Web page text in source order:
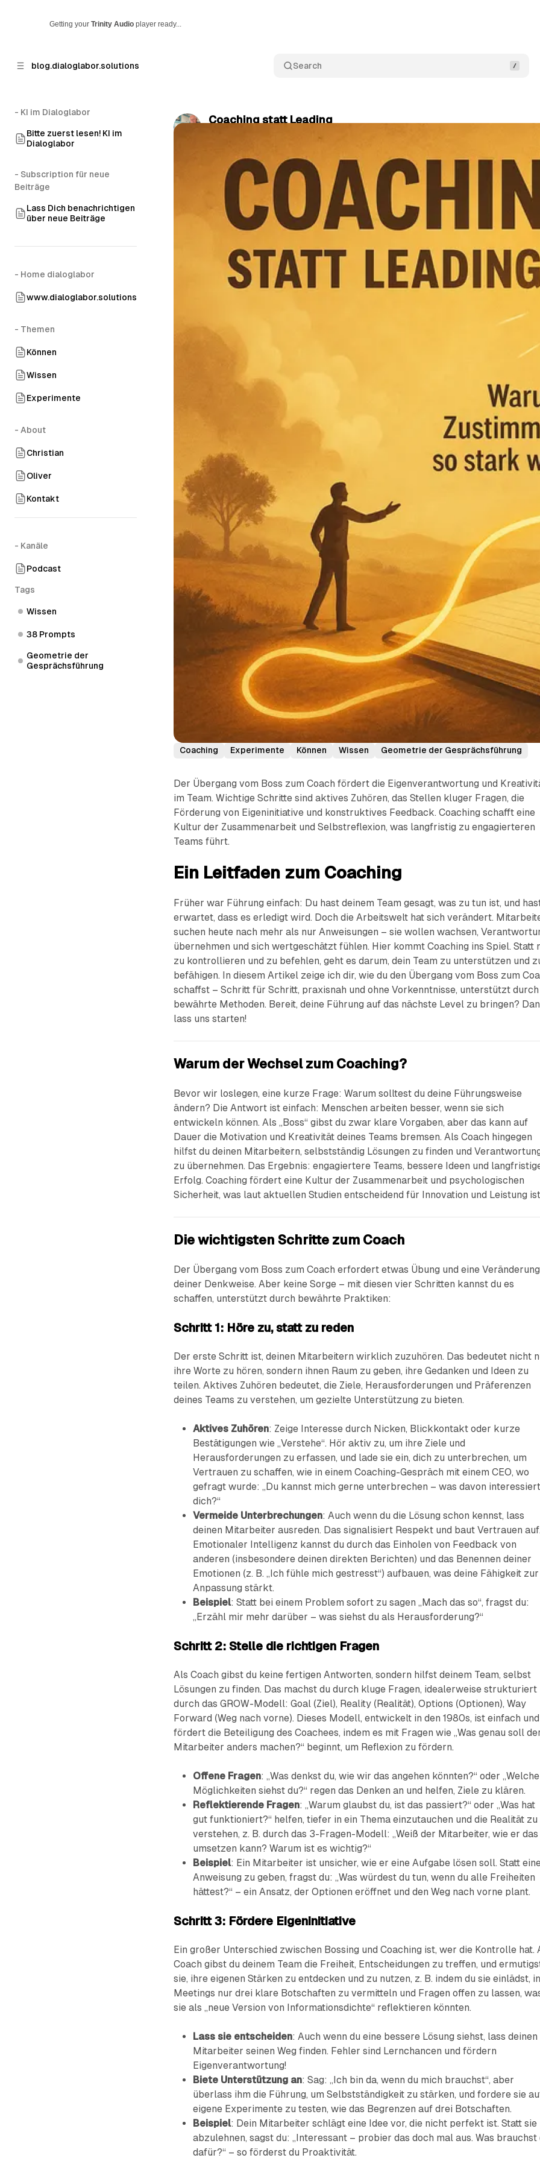
Getting your Trinity Audio player ready...
blog.dialoglabor.solutions Search
- KI im Dialoglabor
Bitte zuerst lesen! KI im
Dialoglabor
- Subscription für neue
Beiträge
Lass Dich benachrichtigen
über neue Beiträge
- Home dialoglabor
www.dialoglabor.solutions
- Themen
Können
Wissen
Experimente
- About
Christian
Oliver
Kontakt
- Kanäle
Podcast
Tags
Wissen
38 Prompts
Geometrie der
Gesprächsführung
Coaching statt Leading
Coaching Experimente Können Wissen Geometrie der Gesprächsführung
Der Übergang vom Boss zum Coach fördert die Eigenverantwortung und
im Team. Wichtige Schritte sind aktives Zuhören, das Stellen kluger Fragen, die
Förderung von Eigeninitiative und konstruktives Feedback. Coaching schafft eine
Kultur der Zusammenarbeit und Selbstreflexion, was langfristig zu engagierteren
Teams führt.
Ein Leitfaden zum Coaching
Früher war Führung einfach: Du hast deinem Team gesagt, was zu tun ist, und
erwartet, dass es erledigt wird. Doch die Arbeitswelt hat sich verändert.
suchen heute nach mehr als nur Anweisungen – sie wollen wachsen,
übernehmen und sich wertgeschätzt fühlen. Hier kommt Coaching ins Spiel. Statt
zu kontrollieren und zu befehlen, geht es darum, dein Team zu unterstützen und
befähigen. In diesem Artikel zeige ich dir, wie du den Übergang vom Boss zum
schaffst – Schritt für Schritt, praxisnah und ohne Vorkenntnisse, unterstützt durch
bewährte Methoden. Bereit, deine Führung auf das nächste Level zu bringen?
lass uns starten!
Warum der Wechsel zum Coaching?
Bevor wir loslegen, eine kurze Frage: Warum solltest du deine Führungsweise
ändern? Die Antwort ist einfach: Menschen arbeiten besser, wenn sie sich
entwickeln können. Als „Boss“ gibst du zwar klare Vorgaben, aber das kann auf
Dauer die Motivation und Kreativität deines Teams bremsen. Als Coach hingegen
hilfst du deinen Mitarbeitern, selbstständig Lösungen zu finden und
zu übernehmen. Das Ergebnis: engagiertere Teams, bessere Ideen und
Erfolg. Coaching fördert eine Kultur der Zusammenarbeit und psychologischen
Sicherheit, was laut aktuellen Studien entscheidend für Innovation und Leistung
Die wichtigsten Schritte zum Coach
Der Übergang vom Boss zum Coach erfordert etwas Übung und eine Veränderung
deiner Denkweise. Aber keine Sorge – mit diesen vier Schritten kannst du es
schaffen, unterstützt durch bewährte Praktiken:
Schritt 1: Höre zu, statt zu reden
Der erste Schritt ist, deinen Mitarbeitern wirklich zuzuhören. Das bedeutet nicht
ihre Worte zu hören, sondern ihnen Raum zu geben, ihre Gedanken und Ideen zu
teilen. Aktives Zuhören bedeutet, die Ziele, Herausforderungen und Präferenzen
deines Teams zu verstehen, um gezielte Unterstützung zu bieten.
Aktives Zuhören: Zeige Interesse durch Nicken, Blickkontakt oder kurze
Bestätigungen wie „Verstehe“. Hör aktiv zu, um ihre Ziele und
Herausforderungen zu erfassen, und lade sie ein, dich zu unterbrechen, um
Vertrauen zu schaffen, wie in einem Coaching-Gespräch mit einem CEO, wo
gefragt wurde: „Du kannst mich gerne unterbrechen – was davon interessiert
dich?“
Vermeide Unterbrechungen: Auch wenn du die Lösung schon kennst, lass
deinen Mitarbeiter ausreden. Das signalisiert Respekt und baut Vertrauen auf.
Emotionaler Intelligenz kannst du durch das Einholen von Feedback von
anderen (insbesondere deinen direkten Berichten) und das Benennen deiner
Emotionen (z. B. „Ich fühle mich gestresst“) aufbauen, was deine Fähigkeit zur
Anpassung stärkt.
Beispiel: Statt bei einem Problem sofort zu sagen „Mach das so“, fragst du:
„Erzähl mir mehr darüber – was siehst du als Herausforderung?“
Schritt 2: Stelle die richtigen Fragen
Als Coach gibst du keine fertigen Antworten, sondern hilfst deinem Team, selbst
Lösungen zu finden. Das machst du durch kluge Fragen, idealerweise strukturiert
durch das GROW-Modell: Goal (Ziel), Reality (Realität), Options (Optionen), Way
Forward (Weg nach vorne). Dieses Modell, entwickelt in den 1980s, ist einfach und
fördert die Beteiligung des Coachees, indem es mit Fragen wie „Was genau soll
Mitarbeiter anders machen?“ beginnt, um Reflexion zu fördern.
Offene Fragen: „Was denkst du, wie wir das angehen könnten?“ oder „Welche
Möglichkeiten siehst du?“ regen das Denken an und helfen, Ziele zu klären.
Reflektierende Fragen: „Warum glaubst du, ist das passiert?“ oder „Was hat
gut funktioniert?“ helfen, tiefer in ein Thema einzutauchen und die Realität zu
verstehen, z. B. durch das 3-Fragen-Modell: „Weiß der Mitarbeiter, wie er das
umsetzen kann? Warum ist es wichtig?“
Beispiel: Ein Mitarbeiter ist unsicher, wie er eine Aufgabe lösen soll. Statt
Anweisung zu geben, fragst du: „Was würdest du tun, wenn du alle Freiheiten
hättest?“ – ein Ansatz, der Optionen eröffnet und den Weg nach vorne plant.
Schritt 3: Fördere Eigeninitiative
Ein großer Unterschied zwischen Bossing und Coaching ist, wer die Kontrolle hat.
Coach gibst du deinem Team die Freiheit, Entscheidungen zu treffen, und
sie, ihre eigenen Stärken zu entdecken und zu nutzen, z. B. indem du sie einlädst, in
Meetings nur drei klare Botschaften zu vermitteln und Fragen offen zu lassen,
sie als „neue Version von Informationsdichte“ reflektieren könnten.
Lass sie entscheiden: Auch wenn du eine bessere Lösung siehst, lass deinen
Mitarbeiter seinen Weg finden. Fehler sind Lernchancen und fördern
Eigenverantwortung!
Biete Unterstützung an: Sag: „Ich bin da, wenn du mich brauchst“, aber
überlass ihm die Führung, um Selbstständigkeit zu stärken, und fordere sie
eigene Experimente zu testen, wie das Begrenzen auf drei Botschaften.
Beispiel: Dein Mitarbeiter schlägt eine Idee vor, die nicht perfekt ist. Statt sie
abzulehnen, sagst du: „Interessant – probier das doch mal aus. Was brauchst
dafür?“ – so förderst du Proaktivität.